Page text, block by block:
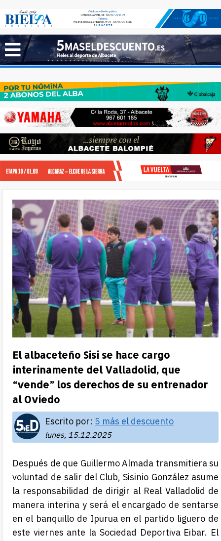
El albaceteño Sisi se hace cargo
interinamente del Valladolid, que
“vende” los derechos de su entrenador
al Oviedo
Escrito por: 5 más el descuento
lunes, 15.12.2025
Después de que Guillermo Almada transmitiera su
voluntad de salir del Club, Sisinio González asume
la responsabilidad de dirigir al Real Valladolid de
manera interina y será el encargado de sentarse
en el banquillo de Ipurua en el partido liguero de
este viernes ante la Sociedad Deportiva Eibar. El